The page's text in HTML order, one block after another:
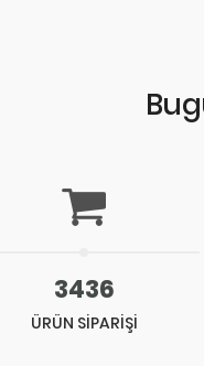
3436
ÜRÜN SİPARİŞİ